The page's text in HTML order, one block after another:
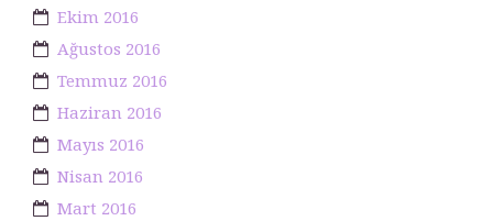
Ekim 2016
Ağustos 2016
Temmuz 2016
Haziran 2016
Mayıs 2016
Nisan 2016
Mart 2016